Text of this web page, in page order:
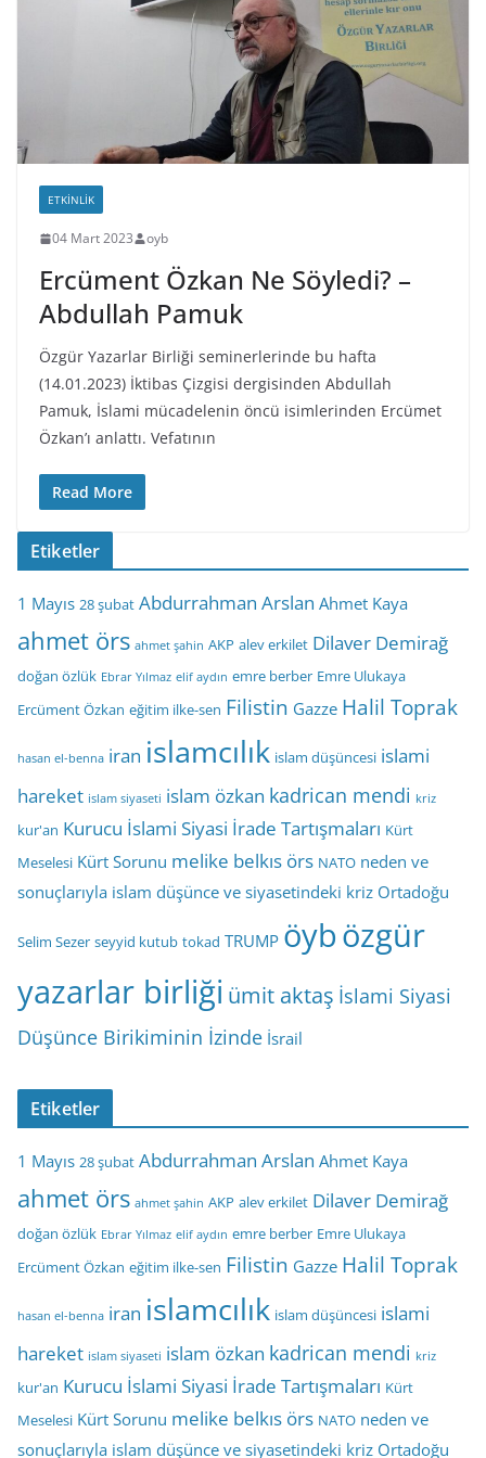
ETKINLIK
04 Mart 2023 oyb
Ercüment Özkan Ne Söyledi? –
Abdullah Pamuk
Özgür Yazarlar Birliği seminerlerinde bu hafta
(14.01.2023) İktibas Çizgisi dergisinden Abdullah
Pamuk, İslami mücadelenin öncü isimlerinden Ercümet
Özkan’ı anlattı. Vefatının
Read More
Etiketler
1 Mayıs 28 şubat Abdurrahman Arslan Ahmet Kaya
ahmet örs ahmet şahin AKP alev erkilet Dilaver Demirağ
doğan özlük Ebrar Yılmaz elif aydın emre berber Emre Ulukaya
Ercüment Özkan eğitim ilke-sen Filistin Gazze Halil Toprak
hasan el-benna iran islamcılık islam düşüncesi islami
hareket islam siyaseti islam özkan kadrican mendi kriz
kur'an Kurucu İslami Siyasi İrade Tartışmaları Kürt
Meselesi Kürt Sorunu melike belkıs örs NATO neden ve
sonuçlarıyla islam düşünce ve siyasetindeki kriz Ortadoğu
Selim Sezer seyyid kutub tokad TRUMP öybözgür
yazarlar birliği ümit aktaş İslami Siyasi
Düşünce Birikiminin İzinde İsrail
Etiketler
1 Mayıs 28 şubat Abdurrahman Arslan Ahmet Kaya
ahmet örs ahmet şahin AKP alev erkilet Dilaver Demirağ
doğan özlük Ebrar Yılmaz elif aydın emre berber Emre Ulukaya
Ercüment Özkan eğitim ilke-sen Filistin Gazze Halil Toprak
hasan el-benna iran islamcılık islam düşüncesi islami
hareket islam siyaseti islam özkan kadrican mendi kriz
kur'an Kurucu İslami Siyasi İrade Tartışmaları Kürt
Meselesi Kürt Sorunu melike belkıs örs NATO neden ve
sonuçlarıyla islam düşünce ve siyasetindeki kriz Ortadoğu